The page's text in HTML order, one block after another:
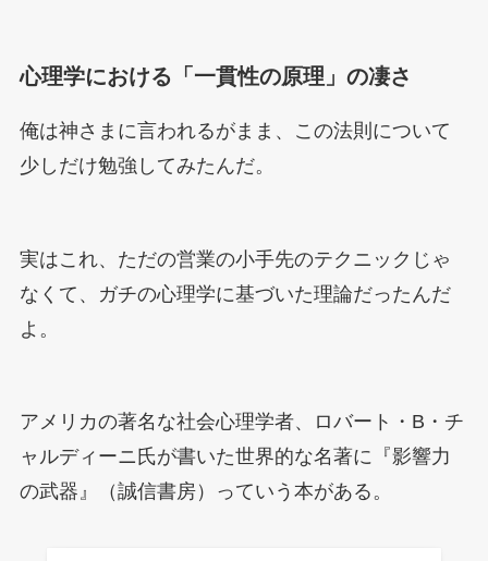
心理学における「一貫性の原理」の凄さ
俺は神さまに言われるがまま、この法則について
少しだけ勉強してみたんだ。
実はこれ、ただの営業の小手先のテクニックじゃ
なくて、ガチの心理学に基づいた理論だったんだ
よ。
アメリカの著名な社会心理学者、ロバート・B・チ
ャルディーニ氏が書いた世界的な名著に『影響力
の武器』（誠信書房）っていう本がある。